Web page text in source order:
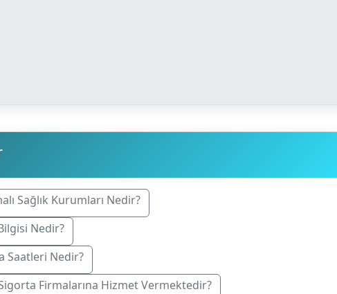
Sağlık Kurumları Nedir?
Nedir?
Saatleri Nedir?
Firmalarına Hizmet Vermektedir?